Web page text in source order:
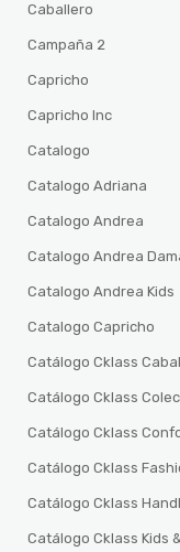
Caballero
Campaña 2
Capricho
Capricho Inc
Catalogo
Catalogo Adriana
Catalogo Andrea
Catalogo Andrea
Catalogo Andrea Kids
Catalogo Capricho
Catálogo Cklass
Catálogo Cklass
Catálogo Cklass
Catálogo Cklass
Catálogo Cklass
Catálogo Cklass Kids